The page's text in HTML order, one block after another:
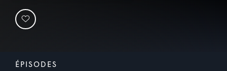
ÉPISODES